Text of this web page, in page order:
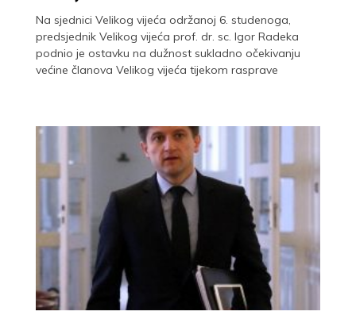
Na sjednici Velikog vijeća održanoj 6. studenoga,
predsjednik Velikog vijeća prof. dr. sc. Igor Radeka
podnio je ostavku na dužnost sukladno očekivanju
većine članova Velikog vijeća tijekom rasprave